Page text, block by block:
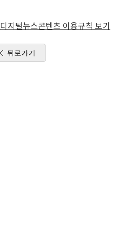
디지털뉴스콘텐츠 이용규칙 보기
뒤로가기